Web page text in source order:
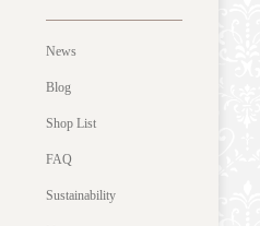
News
Blog
Shop List
FAQ
Sustainability